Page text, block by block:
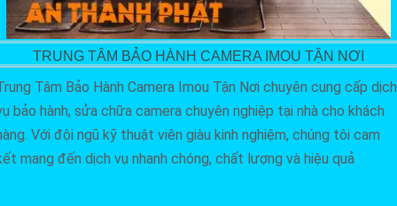
TRUNG TÂM BẢO HÀNH CAMERA IMOU TẬN NƠI
Tâm Bảo Hành Camera Imou Tận Nơi chuyên cung cấp dịch
bảo hành, sửa chữa camera chuyên nghiệp tại nhà cho khách
Với đội ngũ kỹ thuật viên giàu kinh nghiệm, chúng tôi cam
mang đến dịch vụ nhanh chóng, chất lượng và hiệu quả